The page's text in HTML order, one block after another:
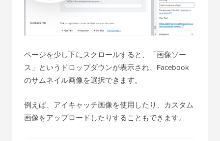
ページを少し下にスクロールすると、「画像ソー
ス」というドロップダウンが表示され、Facebook
のサムネイル画像を選択できます。
例えば、アイキャッチ画像を使用したり、カスタム
画像をアップロードしたりすることもできます。